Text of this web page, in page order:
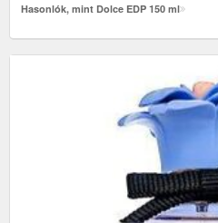
Hasonlók, mint Dolce EDP 150 ml